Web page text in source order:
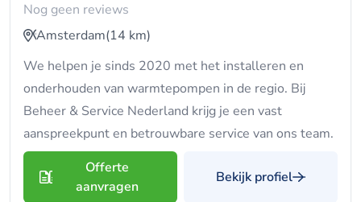
Nog geen reviews
Amsterdam(14 km)
We helpen je sinds 2020 met het installeren en
onderhouden van warmtepompen in de regio. Bij
Beheer & Service Nederland krijg je een vast
aanspreekpunt en betrouwbare service van ons team.
Offerte
aanvragen
Bekijk profiel